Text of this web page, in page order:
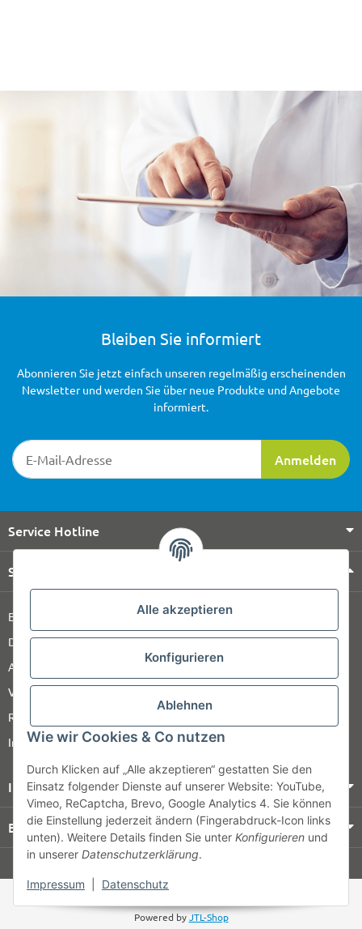
Alle akzeptieren
Konfigurieren
Ablehnen
Wie wir Cookies & Co nutzen
Durch Klicken auf „Alle akzeptieren“ gestatten Sie den
Einsatz folgender Dienste auf unserer Website: YouTube,
Vimeo, ReCaptcha, Brevo, Google Analytics 4. Sie können
die Einstellung jederzeit ändern (Fingerabdruck-Icon links
unten). Weitere Details finden Sie unter Konfigurieren und
in unserer Datenschutzerklärung.
Impressum Datenschutz
Bleiben Sie informiert
Newsletter-Registrierung
Anmelden
Abonnieren Sie jetzt einfach unseren regelmäßig erscheinenden
Newsletter und werden Sie über neue Produkte und Angebote
informiert.
Service Hotline
Shop Service
Barrierefreiheitserklärung
Datenschutz
AGB
Versandinformationen
Retour
Impressum
Informationen
Bezahlung & Versand
© HOZ MEDI WERK
* Alle Preise zzgl. gesetzlicher USt., zzgl.
Powered byJTL-Shop